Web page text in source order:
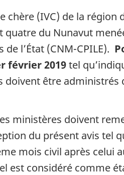
chère (IVC) de la
du Nunavut
l’État (CNM-CPILE).
février 2019tel
être administrés
ministères doivent
du présent avis tel
mois civil après celui
est considéré comme